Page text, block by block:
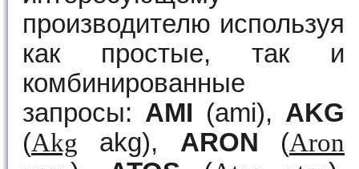
производителю используя
как простые, так и
комбинированные
запросы: AMI (ami), AKG
(Akg akg), ARON (Aron